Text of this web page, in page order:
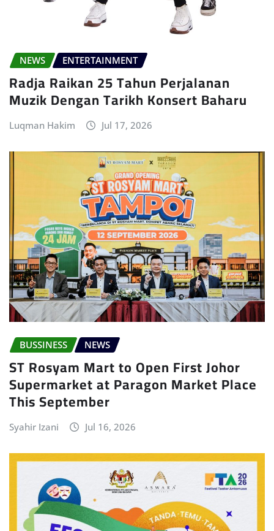
NEWS ENTERTAINMENT
Radja Raikan 25 Tahun Perjalanan
Muzik Dengan Tarikh Konsert Baharu
Luqman Hakim Jul 17, 2026
BUSSINESS NEWS
ST Rosyam Mart to Open First Johor
Supermarket at Paragon Market Place
This September
Syahir Izani Jul 16, 2026